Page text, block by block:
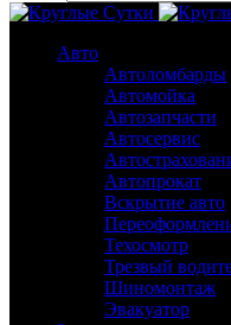
Авто
Автоломбарды
Автомойка
Автозапчасти
Автосервис
Автопрокат
Вскрытие авто
Техосмотр
Трезвый
Шиномонтаж
Эвакуатор